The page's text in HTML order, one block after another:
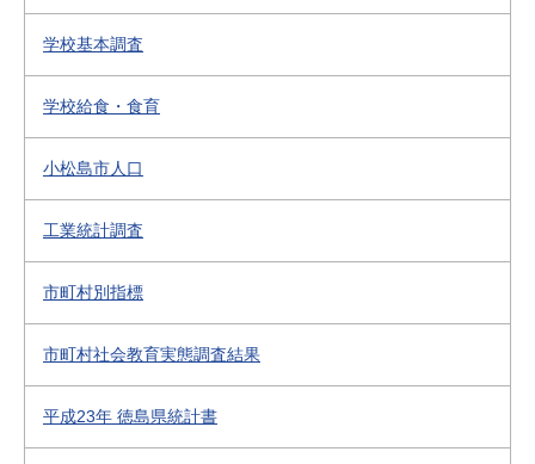
学校基本調査
学校給食・食育
小松島市人口
工業統計調査
市町村別指標
市町村社会教育実態調査結果
平成23年 徳島県統計書